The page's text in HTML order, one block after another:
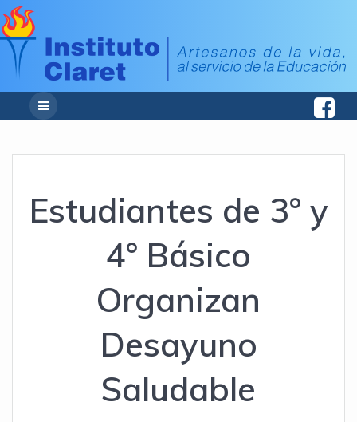
Estudiantes de 3° y
4° Básico
Organizan
Desayuno
Saludable